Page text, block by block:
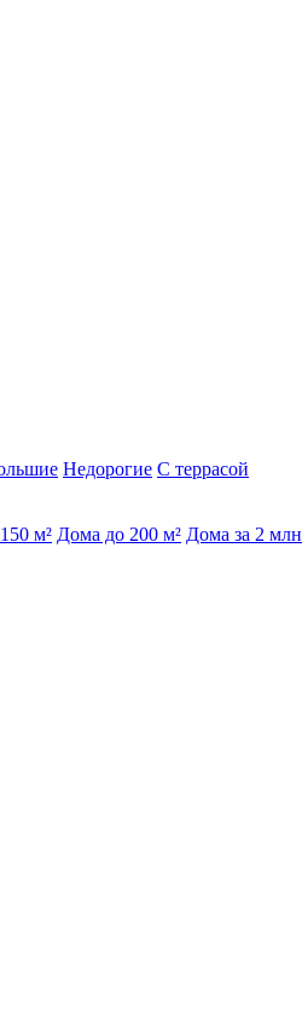
Недорогие С террасой
м² Дома до 200 м² Дома за 2 млн